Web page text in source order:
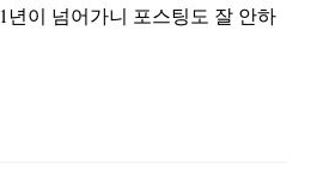
년이 넘어가니 포스팅도 잘 안하